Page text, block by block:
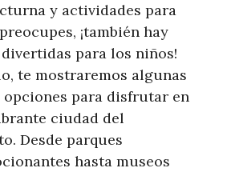
y actividades para
¡también hay
para los niños!
te mostraremos algunas
opciones para disfrutar en
ciudad del
Desde parques
hasta museos